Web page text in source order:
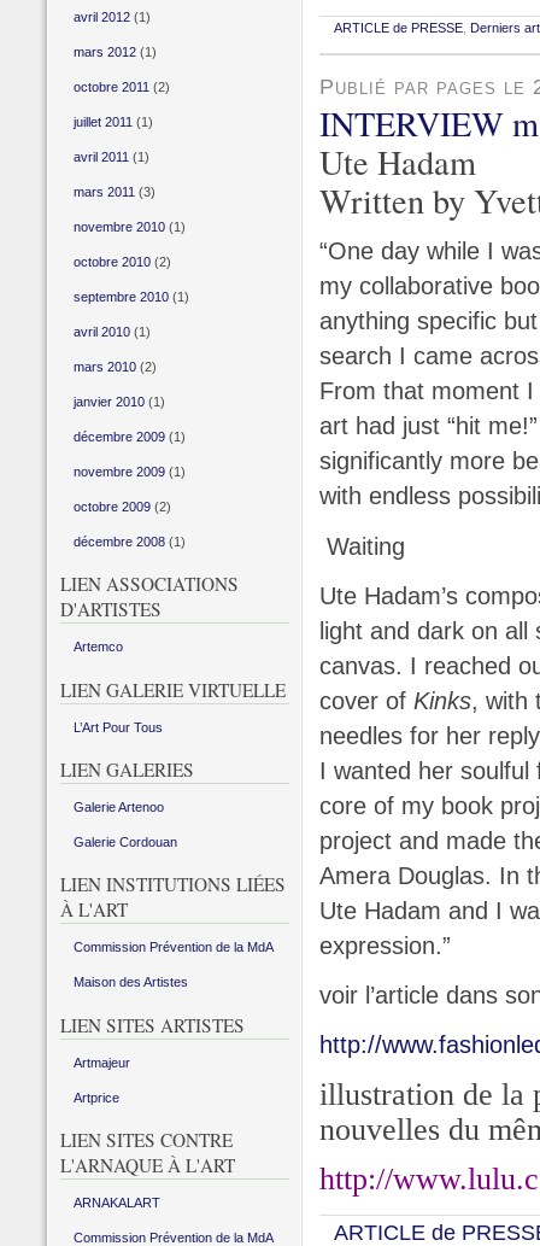
ARTICLE de PRESSE Derniers
Publié par pages le
INTERVIEW
Ute Hadam
Written by
“One day while I
my collaborative
anything specific
search I came
From that moment I
art had just “hit
significantly more
with endless
Waiting
Ute Hadam’s
light and dark on
canvas. I reached
cover of Kinks, with
needles for her
I wanted her soulful
core of my book
project and made
Amera Douglas. In
Ute Hadam and I
expression.”
voir l’article dans
http://
illustration de la
nouvelles du
http://
ARTICLE de
avril 2012(1)
mars 2012(1)
octobre 2011 (2)
juillet 2011 (1)
avril 2011 (1)
mars 2011 (3)
novembre 2010(1)
octobre 2010(2)
septembre 2010(1)
avril 2010(1)
mars 2010(2)
janvier 2010(1)
décembre 2009(1)
novembre 2009(1)
octobre 2009(2)
décembre 2008(1)
LIEN ASSOCIATIONS
D'ARTISTES
Artemco
LIEN GALERIE VIRTUELLE
L’Art Pour Tous
LIEN GALERIES
Galerie Artenoo
Galerie Cordouan
LIEN INSTITUTIONS LIÉES
À L'ART
Commission Prévention de la MdA
Maison des Artistes
LIEN SITES ARTISTES
Artmajeur
Artprice
LIEN SITES CONTRE
L'ARNAQUE À L'ART
ARNAKALART
Commission Prévention de la MdA